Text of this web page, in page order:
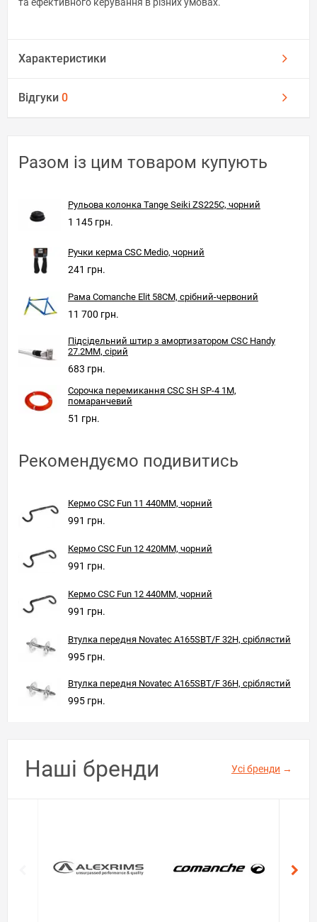
Характеристики
Відгуки 0
Разом із цим товаром купують
Рульова колонка Tange Seiki ZS225C, чорний
1 145 грн.
Ручки керма CSC Medio, чорний
241 грн.
Рама Comanche Elit 58CM, срібний-червоний
11 700 грн.
Підсідельний штир з амортизатором CSC Handy
27.2MM, сірий
683 грн.
Сорочка перемикання CSC SH SP-4 1M,
помаранчевий
51 грн.
Рекомендуємо подивитись
Кермо CSC Fun 11 440ММ, чорний
991 грн.
Кермо CSC Fun 12 420ММ, чорний
991 грн.
Кермо CSC Fun 12 440ММ, чорний
991 грн.
Втулка передня Novatec A165SBT/F 32H, сріблястий
995 грн.
Втулка передня Novatec A165SBT/F 36H, сріблястий
995 грн.
Наші бренди Усі бренди →